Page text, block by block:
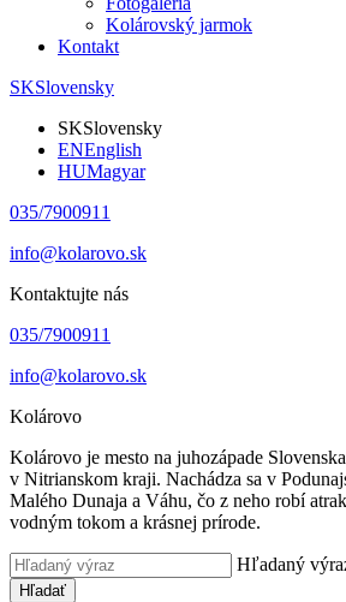
Kolárovský jarmok
Kontakt
SKSlovensky
SKSlovensky
ENEnglish
HUMagyar
035/7900911
info@kolarovo.sk
Kontaktujte nás
035/7900911
info@kolarovo.sk
Kolárovo
Kolárovo je mesto na juhozápade
v Nitrianskom kraji. Nachádza sa v
Malého Dunaja a Váhu, čo z neho robí
vodným tokom a krásnej prírode.
Hľadaný
Hľadať